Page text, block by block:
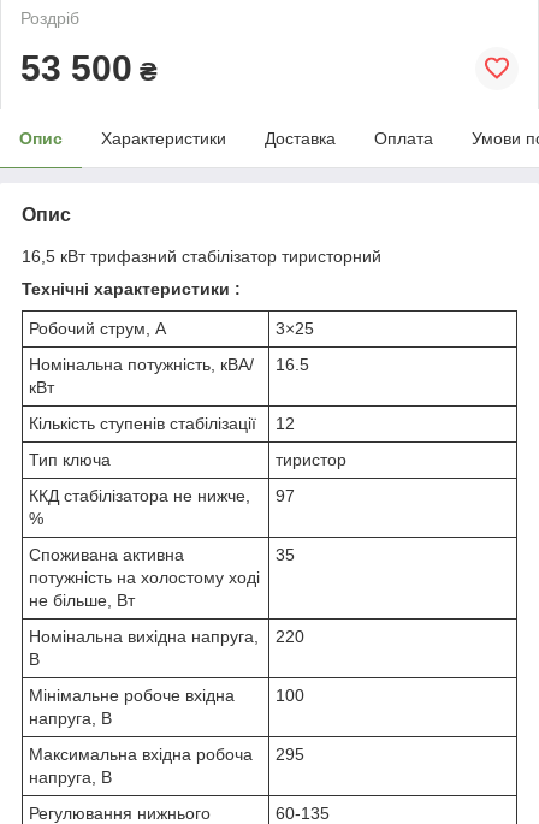
Роздріб
53 500 ₴
Опис Характеристики Доставка Оплата Умови
Опис
16,5 кВт трифазний стабілізатор тиристорний
Технічні характеристики :
Робочий струм, А
3×25
Номінальна потужність, кВА/
кВт
16.5
Кількість ступенів стабілізації
12
Тип ключа
тиристор
ККД стабілізатора не нижче,
%
97
Споживана активна
потужність на холостому ході
не більше, Вт
35
Номінальна вихідна напруга,
В
220
Мінімальне робоче вхідна
напруга, В
100
Максимальна вхідна робоча
напруга, В
295
Регулювання нижнього
60-135